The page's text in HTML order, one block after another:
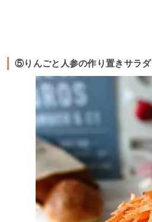
⑤りんごと人参の作り置きサラダ